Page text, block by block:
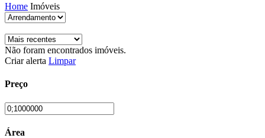
Home Imóveis
Não foram encontrados imóveis.
Criar alerta Limpar
Preço
Área